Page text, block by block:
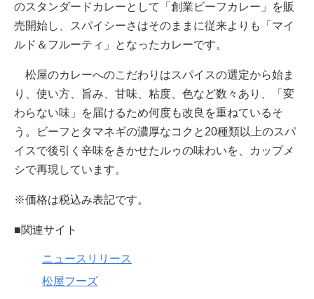
のスタンダードカレーとして「創業ビーフカレー」を販
売開始し、スパイシーさはそのままに従来よりも「マイ
ルド＆フルーティ」となったカレーです。
松屋のカレーへのこだわりはスパイスの選定から始ま
り、使い方、旨み、甘味、粘度、色など数々あり、「変
わらない味」を届けるため何度も改良を重ねているそ
う。ビーフとタマネギの濃厚なコクと20種類以上のスパ
イスで後引く辛味をきかせたルゥの味わいを、カップメ
シで再現しています。
※価格は税込み表記です。
■関連サイト
ニュースリリース
松屋フーズ